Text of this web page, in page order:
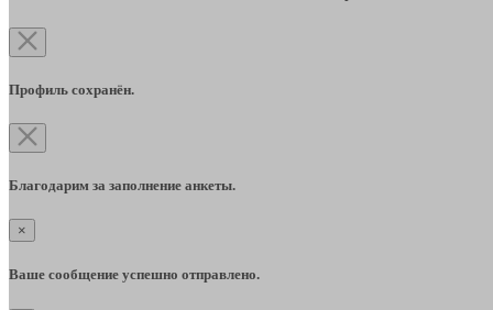
Профиль сохранён.
Благодарим за заполнение анкеты.
×
Ваше сообщение успешно отправлено.